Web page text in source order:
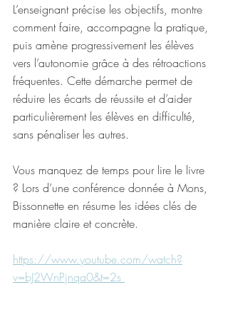
L’enseignant précise les objectifs, montre
comment faire, accompagne la pratique,
puis amène progressivement les élèves
vers l’autonomie grâce à des rétroactions
fréquentes. Cette démarche permet de
réduire les écarts de réussite et d’aider
particulièrement les élèves en difficulté,
sans pénaliser les autres.
Vous manquez de temps pour lire le livre
? Lors d’une conférence donnée à Mons,
Bissonnette en résume les idées clés de
manière claire et concrète.
https://www.youtube.com/watch?
v=bJ2WnPjnqa0&t=2s